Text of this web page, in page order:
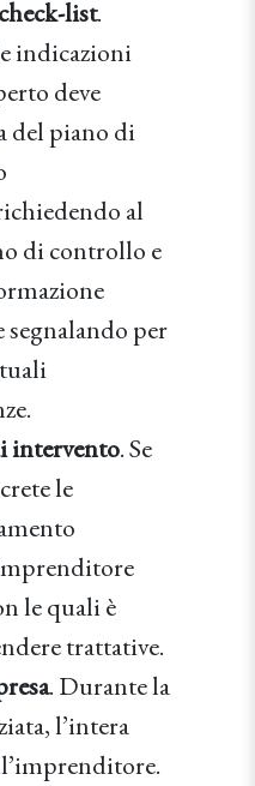
list.
indicazioni
deve
del piano di
al
di controllo e
segnalando per
intervento. Se
le
le quali è
trattative.
. Durante la
l’intera